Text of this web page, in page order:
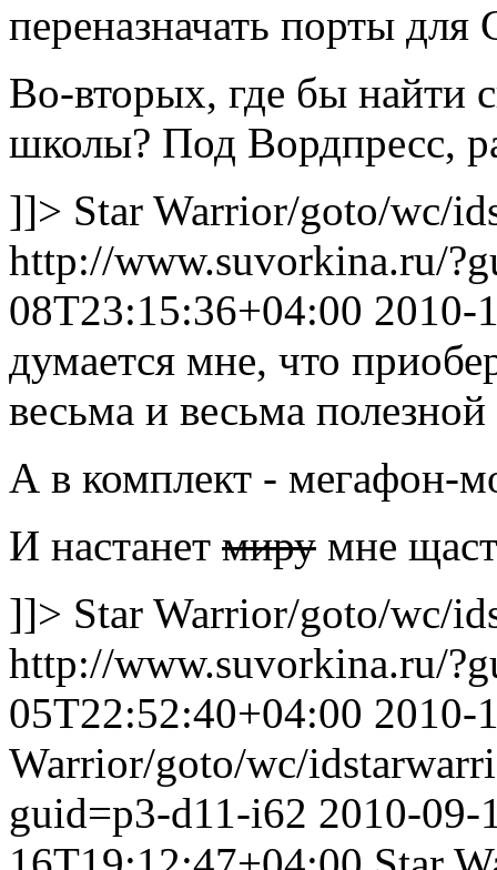
переназначать порты для
Во-вторых, где бы найти
школы? Под Вордпресс,
]]> Star Warrior/goto/wc/
http://www.suvorkina.ru/
08T23:15:36+04:00 2010-
думается мне, что
весьма и весьма
А в комплект - мегафон-
И настанет миру мне
]]> Star Warrior/goto/wc/
http://www.suvorkina.ru/
05T22:52:40+04:00 2010-
Warrior/goto/wc/
guid=p3-d11-i62 2010-09-